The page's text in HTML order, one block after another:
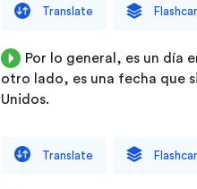
Translate
Por lo general, es un día
otro
lado, es una fecha que
Unidos.
Translate